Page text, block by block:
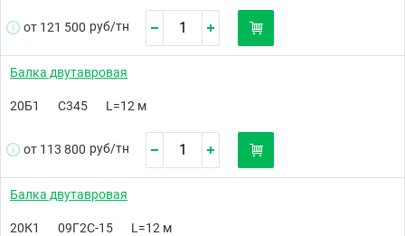
от 121 500 руб/тн
Балка двутавровая
20Б1 С345 L=12 м
от 113 800 руб/тн
Балка двутавровая
20К1 09Г2С-15 L=12 м